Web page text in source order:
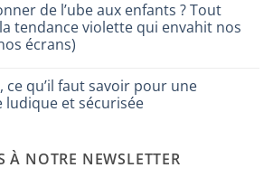
de l’ube aux enfants ? Tout
tendance violette qui envahit nos
écrans)
ce qu’il faut savoir pour une
ludique et sécurisée
NOTRE NEWSLETTER